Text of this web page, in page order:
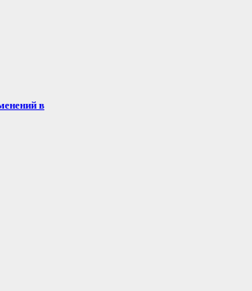
в